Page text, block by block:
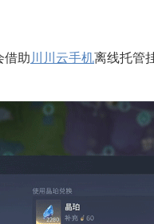
助 川川云手机离线托管